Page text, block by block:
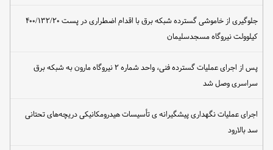
جلوگیری از خاموشی گسترده شبکه برق با اقدام اضطراری در پست ۴۰۰/۱۳۲/۲۰
کیلوولت نیروگاه مسجدسلیمان
پس از اجرای عملیات گسترده فنی، واحد شماره ۲ نیروگاه مارون به شبکه برق
سراسری وصل شد
اجرای عملیات نگهداری پیشگیرانه ی تأسیسات هیدرومکانیکی دریچه‌های تحتانی
سد بالارود